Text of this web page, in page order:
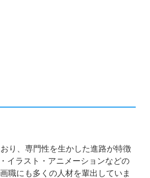
り、専門性を生かした進路が特徴
イラスト・アニメーションなどの
職にも多くの人材を輩出していま